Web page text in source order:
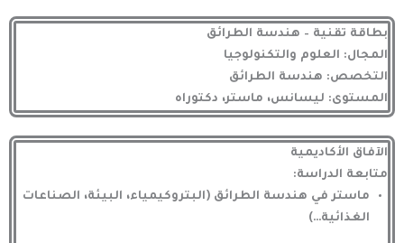
بطاقة تقنية – هندسة الطرائق
المجال: العلوم والتكنولوجيا
التخصص: هندسة الطرائق
المستوى: ليسانس، ماستر، دكتوراه
الآفاق الأكاديمية
متابعة الدراسة:
ماستر في هندسة الطرائق (البتروكيمياء، البيئة، الصناعات
الغذائية…)